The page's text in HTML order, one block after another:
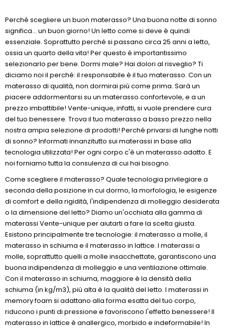
Perché scegliere un buon materasso? Una buona notte di sonno
significa... un buon giorno! Un letto come si deve è quindi
essenziale. Soprattutto perché si passano circa 25 anni a letto,
ossia un quarto della vita! Per questo è importantissimo
selezionarlo per bene. Dormi male? Hai dolori al risveglio? Ti
diciamo noi il perché: il responsabile è il tuo materasso. Con un
materasso di qualità, non dormirai più come prima. Sarà un
piacere addormentarsi su un materasso confortevole, e a un
prezzo imbattibile! Vente-unique, infatti, si vuole prendere cura
del tuo benessere. Trova il tuo materasso a basso prezzo nella
nostra ampia selezione di prodotti! Perché privarsi di lunghe notti
di sonno? Informati innanzitutto sui materassi in base alla
tecnologia utilizzata! Per ogni corpo c'è un materasso adatto. E
noi forniamo tutta la consulenza di cui hai bisogno.
Come scegliere il materasso? Quale tecnologia privilegiare a
seconda della posizione in cui dormo, la morfologia, le esigenze
di comfort e della rigidità, l'indipendenza di molleggio desiderata
o la dimensione del letto? Diamo un'occhiata alla gamma di
materassi Vente-unique per aiutarti a fare la scelta giusta.
Esistono principalmente tre tecnologie: il materasso a molle, il
materasso in schiuma e il materasso in lattice. I materassi a
molle, soprattutto quelli a molle insacchettate, garantiscono una
buona indipendenza di molleggio e una ventilazione ottimale.
Con il materasso in schiuma, maggiore è la densità della
schiuma (in kg/m3), più alta è la qualità del letto. I materassi in
memory foam si adattano alla forma esatta del tuo corpo,
riducono i punti di pressione e favoriscono l'effetto benessere! Il
materasso in lattice è anallergico, morbido e indeformabile! In